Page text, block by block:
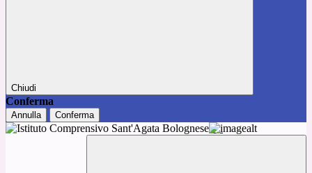
Chiudi
Conferma
Annulla Conferma